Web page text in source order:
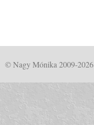
© Nagy Mónika 2009-2026